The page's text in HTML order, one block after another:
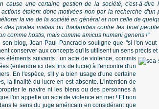
cause une certaine gestion de la société, c'est-à-
étaient donc motivées non par la recherche
la vie de la société en général et non celle de
des pirates malais ou thaïlandais contre les boat
comme hostis, mais comme amicus humani generis !"
son blog, Jean-Paul Pancracio souligne que "si l'on
conserver aux concepts qu'ils utilisent un sens précis
éléments suivants : un acte de violence, commis
(entendre ici des fins de lucre) à l'encontre d'un
En l'espèce, s'il y a bien usage d'une certaine
la finalité du lucre en est absente. L'intention de
le navire ni les biens ou des personnes à
l'on appelle un acte de violence en mer ! Et non
le sens du juge américain en considérant que